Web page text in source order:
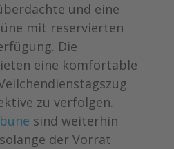
und eine
mit reservierten
Die
eine komfortable
zu verfolgen.
sind weiterhin
der Vorrat